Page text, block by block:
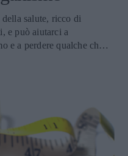
salute, ricco di
e può aiutarci a
e a perdere qualche chilo